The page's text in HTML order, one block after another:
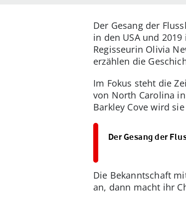
Der Gesang der
in den USA und
Regisseurin Olivia
erzählen die
Im Fokus steht die
von North Carolina
Barkley Cove wird
Der Gesang der
Die Bekanntschaft
an, dann macht ihr